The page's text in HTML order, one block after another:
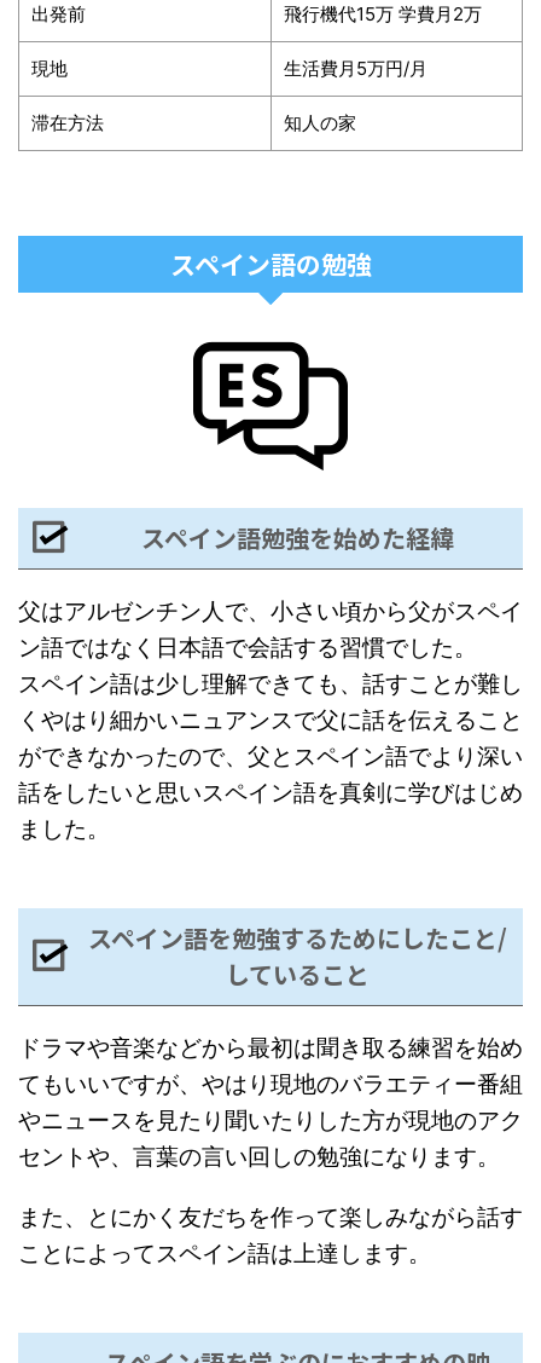
出発前 飛行機代15万 学費月2万
現地 生活費月5万円/月
滞在方法 知人の家
スペイン語の勉強
スペイン語勉強を始めた経緯
父はアルゼンチン人で、小さい頃から父がスペイ
ン語ではなく日本語で会話する習慣でした。
スペイン語は少し理解できても、話すことが難し
くやはり細かいニュアンスで父に話を伝えること
ができなかったので、父とスペイン語でより深い
話をしたいと思いスペイン語を真剣に学びはじめ
ました。
スペイン語を勉強するためにしたこと/
していること
ドラマや音楽などから最初は聞き取る練習を始め
てもいいですが、やはり現地のバラエティー番組
やニュースを見たり聞いたりした方が現地のアク
セントや、言葉の言い回しの勉強になります。
また、とにかく友だちを作って楽しみながら話す
ことによってスペイン語は上達します。